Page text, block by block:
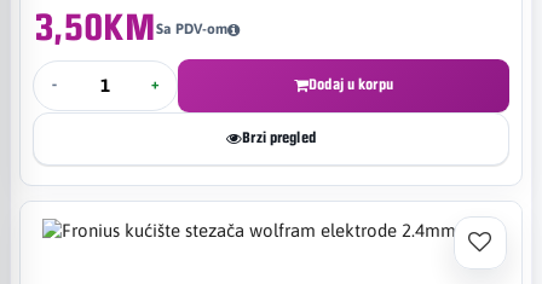
3,50KMSa PDV-om
- + Dodaj u korpu
Brzi pregled